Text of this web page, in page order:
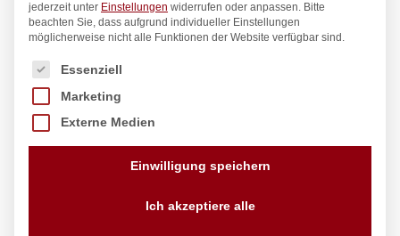
jederzeit unter Einstellungen widerrufen oder anpassen. Bitte
beachten Sie, dass aufgrund individueller Einstellungen
möglicherweise nicht alle Funktionen der Website verfügbar sind.
Es folgt eine Liste der Service-Gruppen, für die eine
Essenziell
Marketing
Externe Medien
Einwilligung speichern
Ich akzeptiere alle